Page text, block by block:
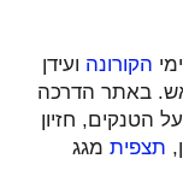
הקורונה ועידן
באתר הדרכה
הטנקים, חזיון
תצפית מגג